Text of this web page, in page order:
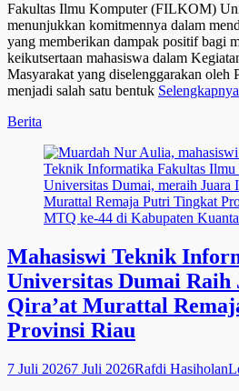
Fakultas Ilmu Komputer (FILKOM)
menunjukkan komitmennya dalam
yang memberikan dampak positif bagi
keikutsertaan mahasiswa dalam
Masyarakat yang diselenggarakan oleh
menjadi salah satu bentuk Selengkapnya
Categories
Berita
Mahasiswi Teknik
Universitas Dumai Raih
Qira’at Murattal
Provinsi Riau
Posted
7 Juli 20267 Juli 2026Author
Rafdi Hasiholan